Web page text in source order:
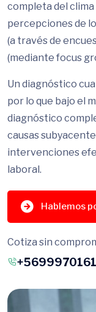
completa del
percepciones de
(a través de
(mediante focus
Un diagnóstico
por lo que bajo el
diagnóstico
causas
intervenciones
laboral.
Hablemos
Cotiza sin